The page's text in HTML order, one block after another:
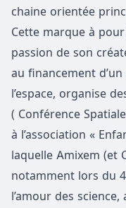
chaine orientée
Cette marque à
passion de son
au financement
l’espace, organise
( Conférence
à l’association «
laquelle Amixem (et
notamment lors du
l’amour des